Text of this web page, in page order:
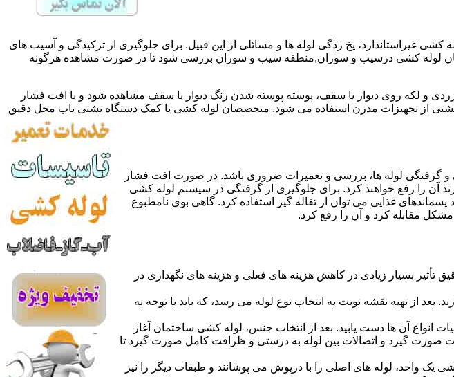
غیراستاندارد، یخ زدگی لوله ها و مسائلی از این قبیل. برای جلوگیری از ترکیدگی و آسیب های
لوله کشی درسیب و سوران,منطقه سیب و سوران بررسی شود تا در صورت مشاهده هرگونه
و لکه روی دیوار یا سقف، پوسته پوسته شدن رنگ دیوار یا سقف مشاهده شود و یا افت فشار
نشتی از تجهیزات مدرن استفاده می شود. متخصصان لوله کشی با کمک دستگاه نشتی یاب محل دقیق
لوله ها، بررسی و تعمیرات ضروری باشد. در صورت افت فشار
آن را رفع خواهند کرد. برای جلوگیری از گرفتگی در سیستم لوله کشی
غذایی می توان از تفاله گیر استفاده کرد. گاهی بوی نامطبوع
مقابله کرد و آن را رفع کرد.
بسیار زیادی در کاهش هزینه های فعلی و هزینه های نگهداری در
بعد از تهیه نقشه نوبت به انتخاب نوع لوله می رسد، که باید با توجه به
انواع آن ها دست یابید. بعد از انتخاب جنس، لوله کشی ساختمان آغاز
صورت گیرد و اتصالات بین لوله به درستی و ظرافت کامل صورت گیرد تا
یک واحد، لوله های اصلی را با درپوش می پوشانند و طبقات دیگر را نیز